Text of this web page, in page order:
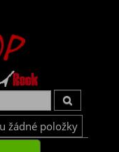
žádné položky